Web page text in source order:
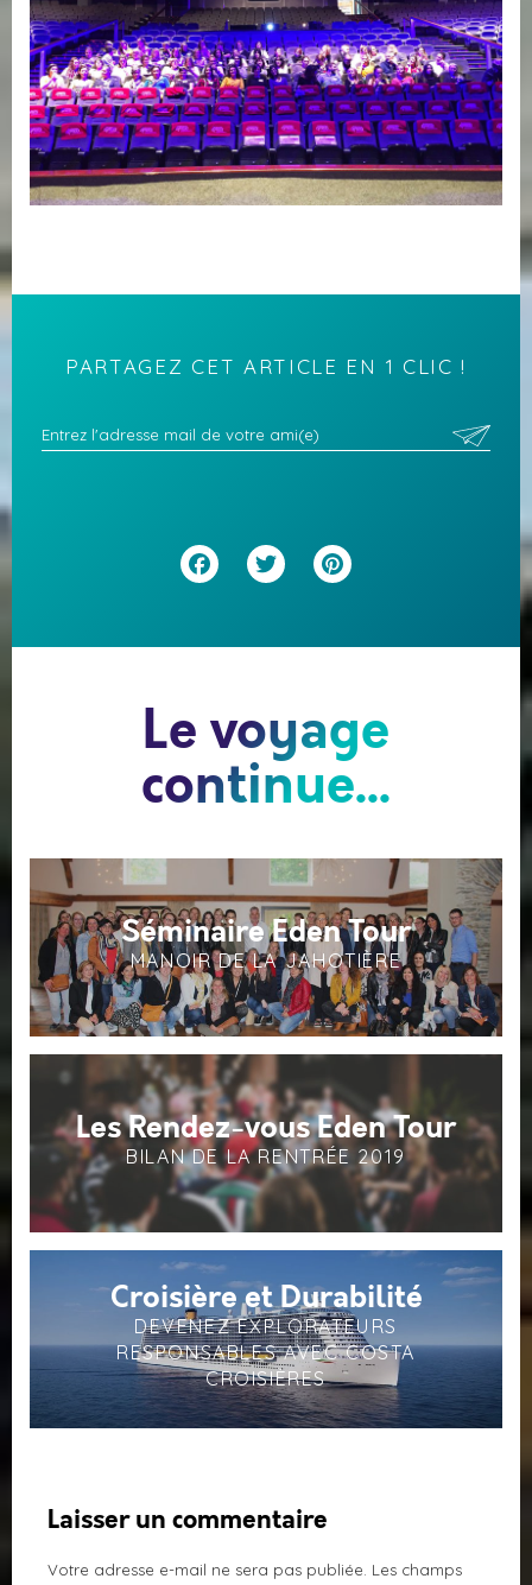
PARTAGEZ CET ARTICLE EN 1 CLIC !
Facebook
Twitter
Le voyage
continue...
Séminaire Eden Tour
MANOIR DE LA JAHOTIÈRE
Les Rendez-vous Eden Tour
BILAN DE LA RENTRÉE 2019
Croisière et Durabilité
DEVENEZ EXPLORATEURS
RESPONSABLES AVEC COSTA
CROISIÈRES
Laisser un commentaire
Votre adresse e-mail ne sera pas publiée. Les champs